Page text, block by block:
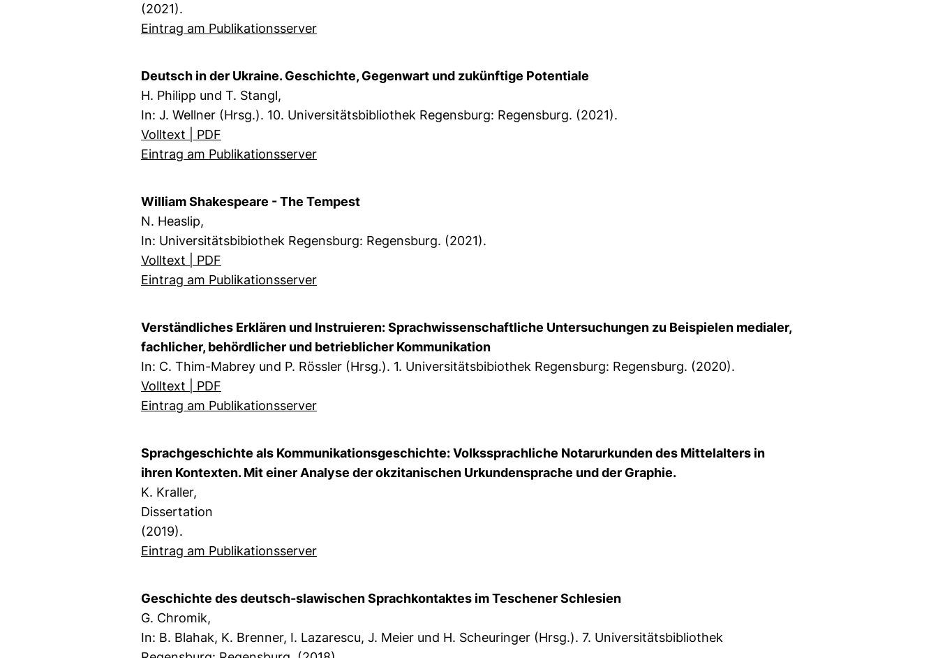
(2021).
Eintrag am Publikationsserver
Deutsch in der Ukraine. Geschichte, Gegenwart und zukünftige Potentiale
H. Philipp und T. Stangl,
In: J. Wellner (Hrsg.). 10. Universitätsbibliothek Regensburg: Regensburg. (2021).
Volltext | PDF
Eintrag am Publikationsserver
William Shakespeare - The Tempest
N. Heaslip,
In: Universitätsbibiothek Regensburg: Regensburg. (2021).
Volltext | PDF
Eintrag am Publikationsserver
Verständliches Erklären und Instruieren: Sprachwissenschaftliche Untersuchungen zu Beispielen medialer,
fachlicher, behördlicher und betrieblicher Kommunikation
In: C. Thim-Mabrey und P. Rössler (Hrsg.). 1. Universitätsbibiothek Regensburg: Regensburg. (2020).
Volltext | PDF
Eintrag am Publikationsserver
Sprachgeschichte als Kommunikationsgeschichte: Volkssprachliche Notarurkunden des Mittelalters in
ihren Kontexten. Mit einer Analyse der okzitanischen Urkundensprache und der Graphie.
K. Kraller,
Dissertation
(2019).
Eintrag am Publikationsserver
Geschichte des deutsch-slawischen Sprachkontaktes im Teschener Schlesien
G. Chromik,
In: B. Blahak, K. Brenner, I. Lazarescu, J. Meier und H. Scheuringer (Hrsg.). 7. Universitätsbibliothek